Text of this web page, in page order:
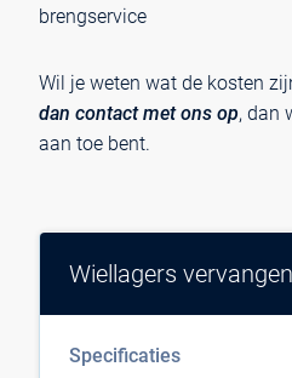
brengservice
Wil je weten wat de kosten
dan contact met ons op, dan
aan toe bent.
Wiellagers vervangen
Specificaties